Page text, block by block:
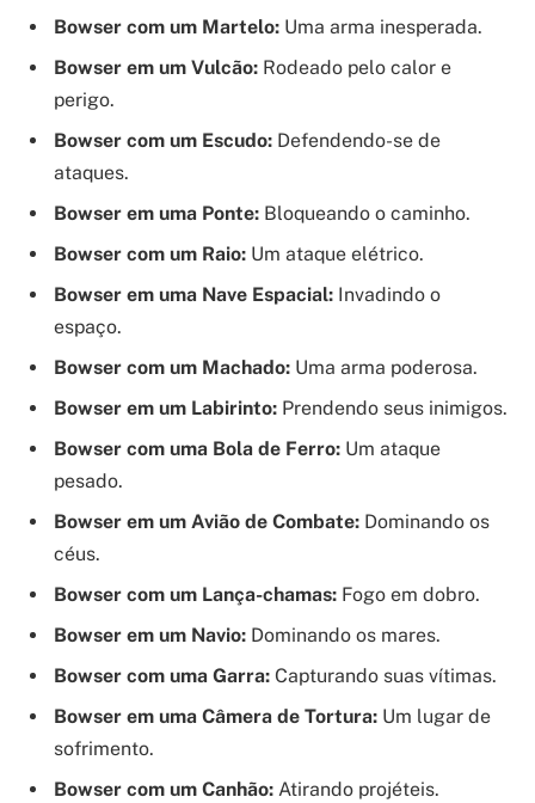
Bowser com um Martelo: Uma arma inesperada.
Bowser em um Vulcão: Rodeado pelo calor e
perigo.
Bowser com um Escudo: Defendendo-se de
ataques.
Bowser em uma Ponte: Bloqueando o caminho.
Bowser com um Raio: Um ataque elétrico.
Bowser em uma Nave Espacial: Invadindo o
espaço.
Bowser com um Machado: Uma arma poderosa.
Bowser em um Labirinto: Prendendo seus inimigos.
Bowser com uma Bola de Ferro: Um ataque
pesado.
Bowser em um Avião de Combate: Dominando os
céus.
Bowser com um Lança-chamas: Fogo em dobro.
Bowser em um Navio: Dominando os mares.
Bowser com uma Garra: Capturando suas vítimas.
Bowser em uma Câmera de Tortura: Um lugar de
sofrimento.
Bowser com um Canhão: Atirando projéteis.